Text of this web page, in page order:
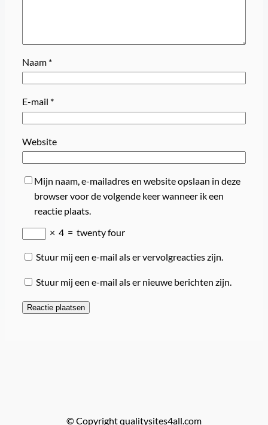
Naam *
E-mail *
Website
Mijn naam, e-mailadres en website opslaan in deze
browser voor de volgende keer wanneer ik een
reactie plaats.
× 4 = twenty four
Stuur mij een e-mail als er vervolgreacties zijn.
Stuur mij een e-mail als er nieuwe berichten zijn.
© Copyright qualitysites4all.com